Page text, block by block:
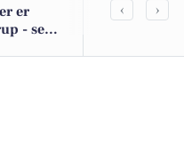
er
- se
Top 6 over
‹ ›